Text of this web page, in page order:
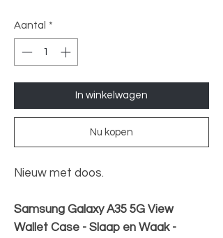
Aantal *
In winkelwagen
Nu kopen
Nieuw met doos.
Samsung Galaxy A35 5G View
Wallet Case - Slaap en Waak -